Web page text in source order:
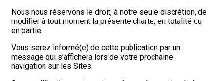
Nous nous réservons le droit, à notre seule discrétion, de
modifier à tout moment la présente charte, en totalité ou
en partie.
Vous serez informé(e) de cette publication par un
message qui s’affichera lors de votre prochaine
navigation sur les Sites.